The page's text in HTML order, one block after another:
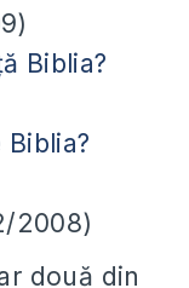
Biblia?
2008)
două din